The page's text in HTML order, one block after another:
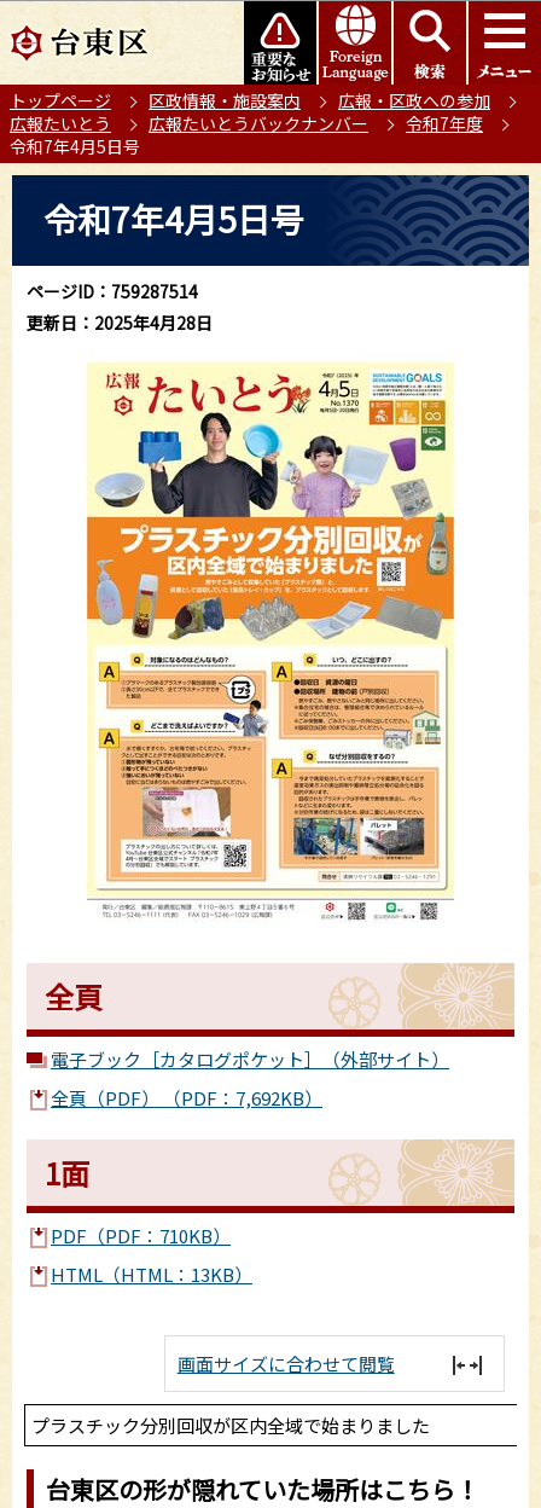
の
ー
ジ
の
このページの本文へ移動
トップページ 区政情報・施設案内
広報・区政への参加
広報たいとう
広報たいとうバックナンバー
令和7年度
令和7年4月5日号
か
令和7年4月5日号
ページID：759287514
更新日：2025年4月28日
全頁
電子ブック［カタログポケット］（外部サイト）
全頁（PDF） （PDF：7,692KB）
1面
PDF（PDF：710KB）
HTML（HTML：13KB）
画面サイズに合わせて閲覧
プラスチック分別回収が区内全域で始まりました
台東区の形が隠れていた場所はこちら！